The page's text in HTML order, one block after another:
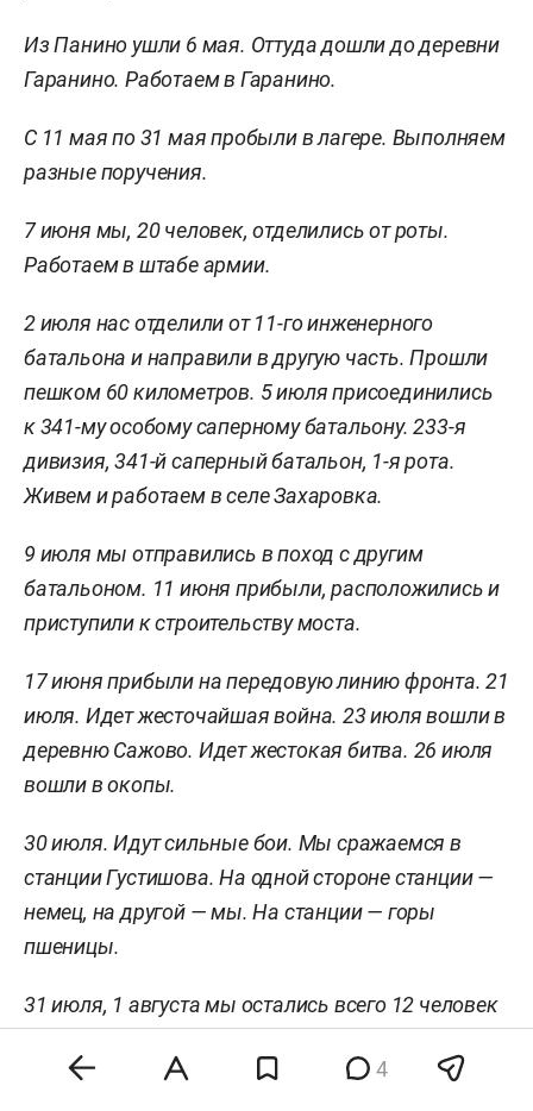
Из Панино ушли 6 мая. Оттуда дошли до деревни
Гаранино. Работаем в Гаранино.
С 11 мая по 31 мая пробыли в лагере. Выполняем
разные поручения.
7 июня мы, 20 человек, отделились от роты.
Работаем в штабе армии.
2 июля нас отделили от 11-го инженерного
батальона и направили в другую часть. Прошли
пешком 60 километров. 5 июля присоединились
к 341-му особому саперному батальону. 233-я
дивизия, 341-й саперный батальон, 1-я рота.
Живем и работаем в селе Захаровка.
9 июля мы отправились в поход с другим
батальоном. 11 июня прибыли, расположились и
приступили к строительству моста.
17 июня прибыли на передовую линию фронта. 21
июля. Идет жесточайшая война. 23 июля вошли в
деревню Сажово. Идет жестокая битва. 26 июля
вошли в окопы.
30 июля. Идут сильные бои. Мы сражаемся в
станции Густишова. На одной стороне станции —
немец, на другой — мы. На станции — горы
пшеницы.
31 июля, 1 августа мы остались всего 12 человек
Нас всего 6 человек, но мы с помощью Аллаха
4